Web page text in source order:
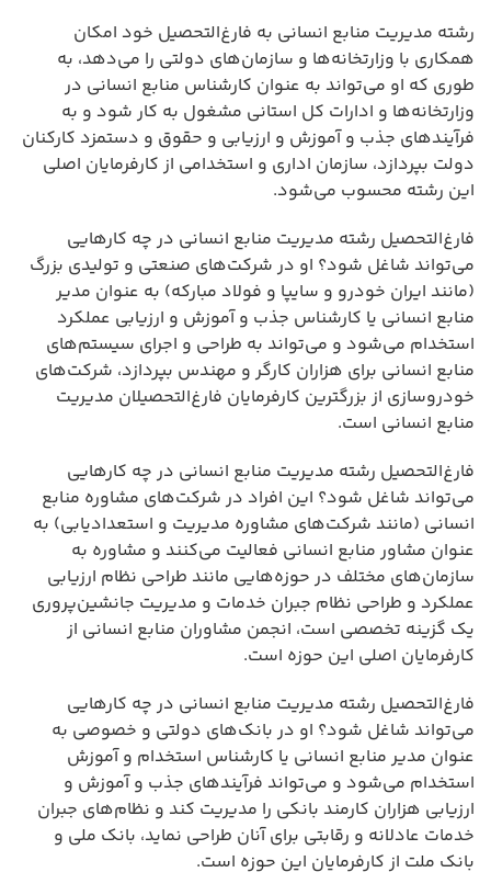
رشته مدیریت منابع انسانی به فارغ‌التحصیل خود امکان
همکاری با وزارتخانه‌ها و سازمان‌های دولتی را می‌دهد، به
طوری که او می‌تواند به عنوان کارشناس منابع انسانی در
وزارتخانه‌ها و ادارات کل استانی مشغول به کار شود و به
فرآیندهای جذب و آموزش و ارزیابی و حقوق و دستمزد کارکنان
دولت بپردازد، سازمان اداری و استخدامی از کارفرمایان اصلی
این رشته محسوب می‌شود.
فارغ‌التحصیل رشته مدیریت منابع انسانی در چه کارهایی
می‌تواند شاغل شود؟ او در شرکت‌های صنعتی و تولیدی بزرگ
(مانند ایران خودرو و سایپا و فولاد مبارکه) به عنوان مدیر
منابع انسانی یا کارشناس جذب و آموزش و ارزیابی عملکرد
استخدام می‌شود و می‌تواند به طراحی و اجرای سیستم‌های
منابع انسانی برای هزاران کارگر و مهندس بپردازد، شرکت‌های
خودروسازی از بزرگترین کارفرمایان فارغ‌التحصیلان مدیریت
منابع انسانی است.
فارغ‌التحصیل رشته مدیریت منابع انسانی در چه کارهایی
می‌تواند شاغل شود؟ این افراد در شرکت‌های مشاوره منابع
انسانی (مانند شرکت‌های مشاوره مدیریت و استعدادیابی) به
عنوان مشاور منابع انسانی فعالیت می‌کنند و مشاوره به
سازمان‌های مختلف در حوزه‌هایی مانند طراحی نظام ارزیابی
عملکرد و طراحی نظام جبران خدمات و مدیریت جانشین‌پروری
یک گزینه تخصصی است، انجمن مشاوران منابع انسانی از
کارفرمایان اصلی این حوزه است.
فارغ‌التحصیل رشته مدیریت منابع انسانی در چه کارهایی
می‌تواند شاغل شود؟ او در بانک‌های دولتی و خصوصی به
عنوان مدیر منابع انسانی یا کارشناس استخدام و آموزش
استخدام می‌شود و می‌تواند فرآیندهای جذب و آموزش و
ارزیابی هزاران کارمند بانکی را مدیریت کند و نظام‌های جبران
خدمات عادلانه و رقابتی برای آنان طراحی نماید، بانک ملی و
بانک ملت از کارفرمایان این حوزه است.